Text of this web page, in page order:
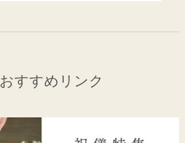
おすすめリンク